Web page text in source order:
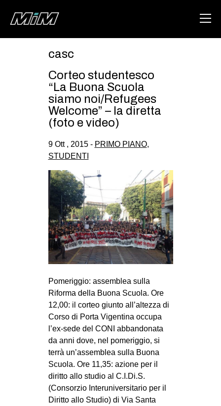
ABOUT
AREA
DEGENERAZIONE
GAZA FREESTYLE
CSOA LAMBRETTA
STUDENTI TSUNAMI
ZAM
MILANO
MOBILITAZIONI
SPAZI
SPORT POPOLARE
MOVIMENTI
AMBIENTE
ANTIFASCISMO
DIRITTO ALL’ABITARE
GENERI
PRECARIATO
casc
Corteo studentesco
“La Buona Scuola
siamo noi/Refugees
Welcome” – la diretta
(foto e video)
9 Ott , 2015 - PRIMO PIANO,
STUDENTI
Pomeriggio: assemblea sulla
Riforma della Buona Scuola. Ore
12,00: il corteo giunto all’altezza di
Corso di Porta Vigentina occupa
l’ex-sede del CONI abbandonata
da anni dove, nel pomeriggio, si
terrà un’assemblea sulla Buona
Scuola. Ore 11,35: azione per il
diritto allo studio al C.I.Di.S.
(Consorzio Interuniversitario per il
Diritto allo Studio) di Via Santa